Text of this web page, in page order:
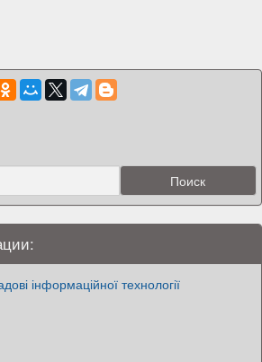
інформаційної технології